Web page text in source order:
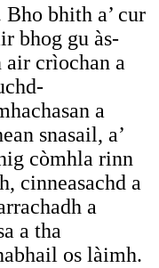
bhith a’ cur
bhog gu às-
crìochan a
a
snasail, a’
còmhla rinn
cinneasachd a
a
a tha
os làimh.